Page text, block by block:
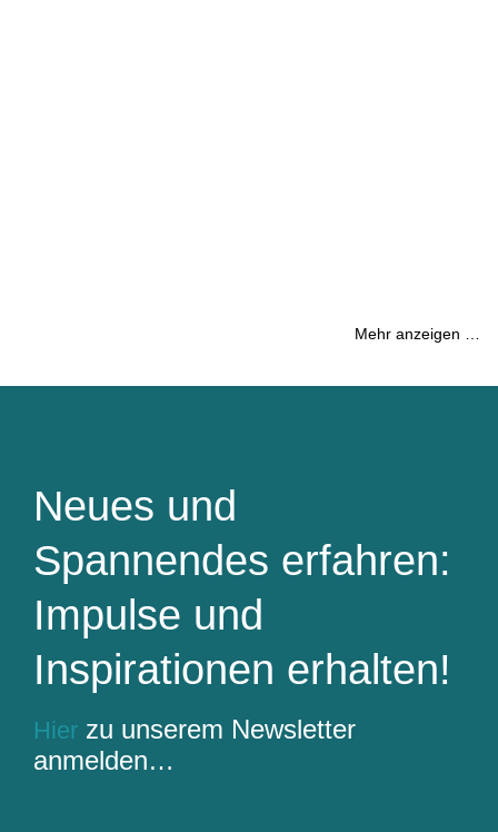
Mehr anzeigen …
Neues und
Spannendes erfahren:
Impulse und
Inspirationen erhalten!
Hier zu unserem Newsletter
anmelden…